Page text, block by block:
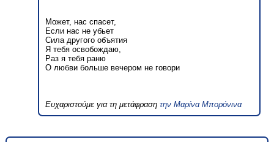
Может, нас спасет,
Если нас не убьет
Сила другого объятия
Я тебя освобождаю,
Раз я тебя раню
О любви больше вечером не говори
Ευχαριστούμε για τη μετάφρασητην Μαρίνα Μπορόνινα